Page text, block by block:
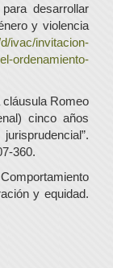
desarrollar
y violencia
ivac/invitacion-
ordenamiento-
cláusula Romeo
cinco años
360.
y equidad.